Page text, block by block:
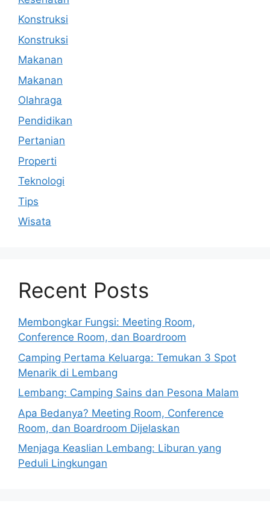
Konstruksi
Konstruksi
Makanan
Makanan
Olahraga
Pendidikan
Pertanian
Properti
Teknologi
Tips
Wisata
Recent Posts
Membongkar Fungsi: Meeting Room,
Conference Room, dan Boardroom
Camping Pertama Keluarga: Temukan 3 Spot
Menarik di Lembang
Lembang: Camping Sains dan Pesona Malam
Apa Bedanya? Meeting Room, Conference
Room, dan Boardroom Dijelaskan
Menjaga Keaslian Lembang: Liburan yang
Peduli Lingkungan